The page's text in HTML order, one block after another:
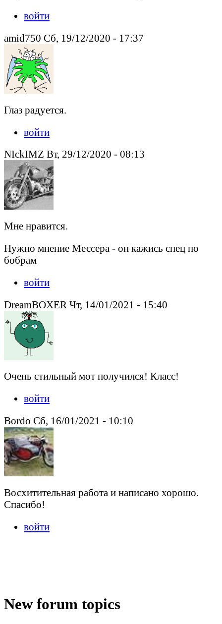
войти
amid750 Сб, 19/12/2020 - 17:37
Глаз радуется.
войти
NIckIMZ Вт, 29/12/2020 - 08:13
Мне нравится.
Нужно мнение Мессера - он кажись спец по
бобрам
войти
DreamBOXER Чт, 14/01/2021 - 15:40
Очень стильный мот получился! Класс!
войти
Bordo Сб, 16/01/2021 - 10:10
Восхитительная работа и написано хорошо.
Спасибо!
войти
New forum topics